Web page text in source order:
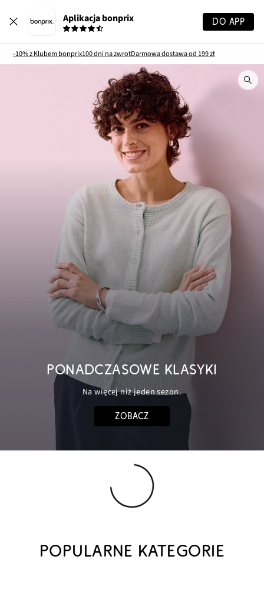
Aplikacja bonprix DO APP
-10% z Klubem bonprix100 dni na zwrotDarmowa dostawa od 199 zł
PONADCZASOWE KLASYKI
Na więcej niż jeden sezon.
ZOBACZ
POPULARNE KATEGORIE